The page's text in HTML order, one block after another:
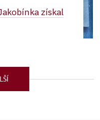
získal